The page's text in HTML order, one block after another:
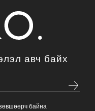
авч байх
байна